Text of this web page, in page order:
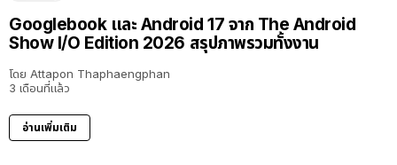
Googlebook และ Android 17 จาก The Android
Show I/O Edition 2026 สรุปภาพรวมทั้งงาน
โดย Attapon Thaphaengphan
3 เดือนที่แล้ว
อ่านเพิ่มเติม